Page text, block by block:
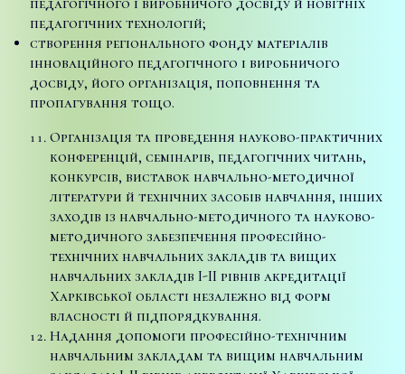
педагогічних технологій;
створення регіонального фонду матеріалів
інноваційного педагогічного і виробничого
досвіду, його організація, поповнення та
пропагування тощо.
Організація та проведення науково-практичних
конференцій, семінарів, педагогічних читань,
конкурсів, виставок навчально-методичної
літератури й технічних засобів навчання, інших
заходів із навчально-методичного та науково-
методичного забезпечення професійно-
технічних навчальних закладів та вищих
навчальних закладів I-II рівнів акредитації
Харківської області незалежно від форм
власності й підпорядкування.
Надання допомоги професійно-технічним
навчальним закладам та вищим навчальним